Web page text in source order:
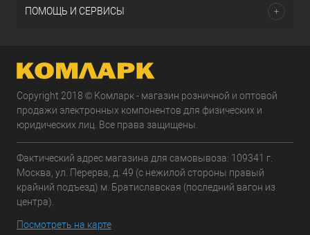
ПОМОЩЬ И СЕРВИСЫ
Copyright 2018 © Комларк - магазин розничной и оптовой
продажи электронных компонентов для физических и
юридических лиц. Все права защищены.
Фактический адрес магазина для самовывоза: 109341 г.
Москва, ул. Перерва, д. 49 (с нежилой стороны правый
крайний подъезд) м. Братиславская (последний вагон из
центра).
Посмотреть на карте